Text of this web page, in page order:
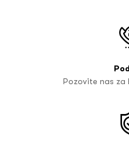
Pozovite nas